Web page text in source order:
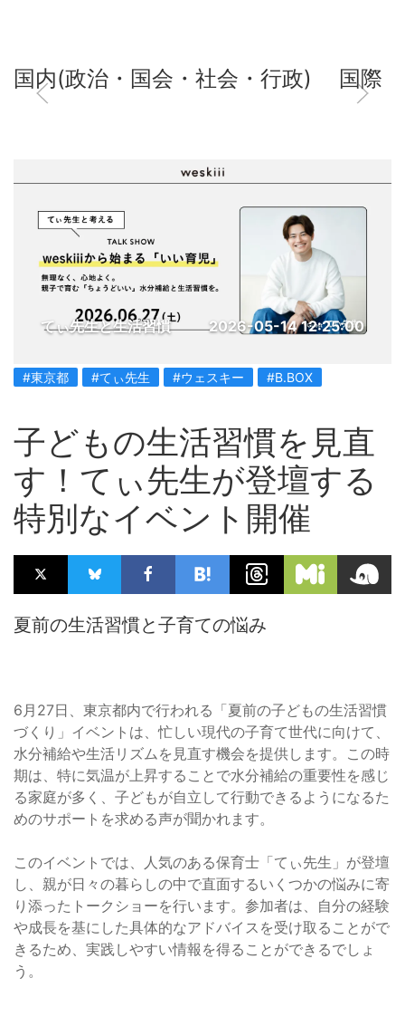
国内(政治・国会・社会・行政) 国際
てぃ先生と生活習慣 2026-05-14 12:25:00
#東京都 #てぃ先生 #ウェスキー #B.BOX
子どもの生活習慣を見直
す！てぃ先生が登壇する
特別なイベント開催
夏前の生活習慣と子育ての悩み
6月27日、東京都内で行われる「夏前の子どもの生活習慣
づくり」イベントは、忙しい現代の子育て世代に向けて、
水分補給や生活リズムを見直す機会を提供します。この時
期は、特に気温が上昇することで水分補給の重要性を感じ
る家庭が多く、子どもが自立して行動できるようになるた
めのサポートを求める声が聞かれます。
このイベントでは、人気のある保育士「てぃ先生」が登壇
し、親が日々の暮らしの中で直面するいくつかの悩みに寄
り添ったトークショーを行います。参加者は、自分の経験
や成長を基にした具体的なアドバイスを受け取ることがで
きるため、実践しやすい情報を得ることができるでしょ
う。